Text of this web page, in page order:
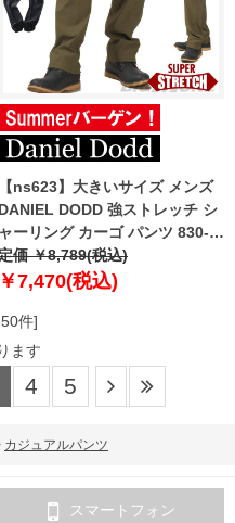
【ns623】大きいサイズ メンズ
DANIEL DODD 強ストレッチ シ
ャーリング カーゴ パンツ 830-p-
【t2501】
価 ￥8,789(税込)
￥7,470(税込)
件]
ます
4 5
カジュアルパンツ
スマートフォン